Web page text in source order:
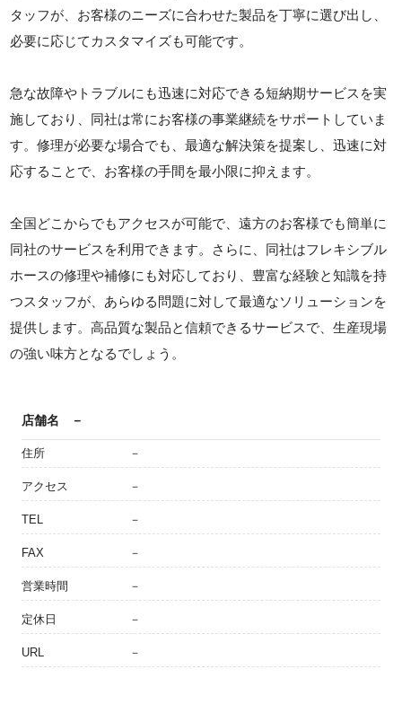
タッフが、お客様のニーズに合わせた製品を丁寧に選び出し、
必要に応じてカスタマイズも可能です。
急な故障やトラブルにも迅速に対応できる短納期サービスを実
施しており、同社は常にお客様の事業継続をサポートしていま
す。修理が必要な場合でも、最適な解決策を提案し、迅速に対
応することで、お客様の手間を最小限に抑えます。
全国どこからでもアクセスが可能で、遠方のお客様でも簡単に
同社のサービスを利用できます。さらに、同社はフレキシブル
ホースの修理や補修にも対応しており、豊富な経験と知識を持
つスタッフが、あらゆる問題に対して最適なソリューションを
提供します。高品質な製品と信頼できるサービスで、生産現場
の強い味方となるでしょう。
店舗名 －
住所 －
アクセス －
TEL －
FAX －
営業時間 －
定休日 －
URL －